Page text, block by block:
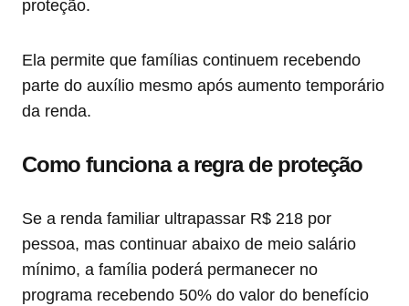
proteção.
Ela permite que famílias continuem recebendo
parte do auxílio mesmo após aumento temporário
da renda.
Como funciona a regra de proteção
Se a renda familiar ultrapassar R$ 218 por
pessoa, mas continuar abaixo de meio salário
mínimo, a família poderá permanecer no
programa recebendo 50% do valor do benefício